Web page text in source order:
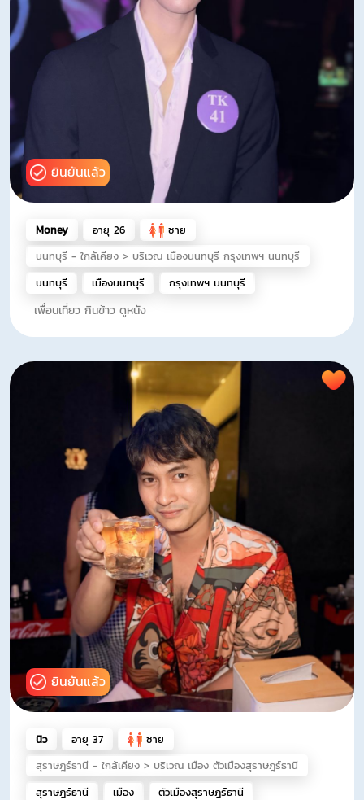
ยินยันแล้ว
Money อายุ 26
ชาย
นนทบุรี - ใกล้เคียง > บริเวณ เมืองนนทบุรี กรุงเทพฯ นนทบุรี
นนทบุรี
เมืองนนทบุรี กรุงเทพฯ นนทบุรี
เพื่อนเที่ยว กินข้าว ดูหนัง
ยินยันแล้ว
นิว อายุ 37
ชาย
สุราษฎร์ธานี - ใกล้เคียง > บริเวณ เมือง ตัวเมืองสุราษฎร์ธานี
สุราษฎร์ธานี
เมือง ตัวเมืองสุราษฎร์ธานี